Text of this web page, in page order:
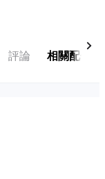
評論 相關配件